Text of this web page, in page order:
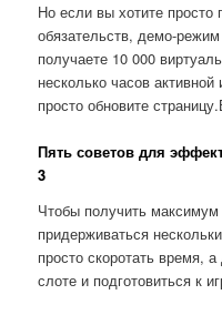
Но если вы хотите просто
обязательств, демо-
получаете 10 000
несколько часов
просто обновите
Пять советов для
3
Чтобы получить
придерживаться
просто скоротать время,
слоте и подготовиться к